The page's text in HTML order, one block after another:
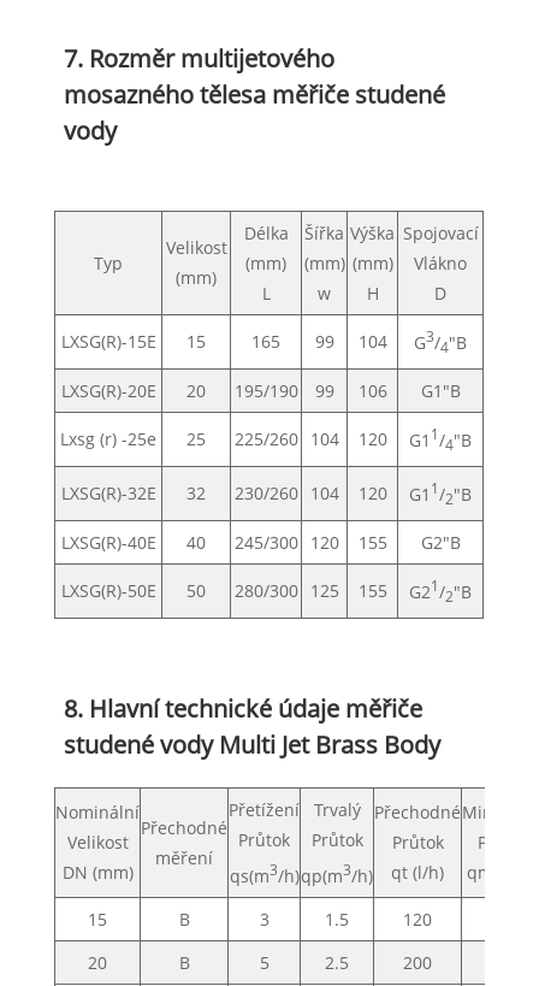
7. Rozměr multijetového
mosazného tělesa měřiče studené
vody
Typ
Velikost
(mm)
Délka
(mm)
L
Šířka
(mm)
w
Výška
(mm)
H
Spojovací
Vlákno
D
LXSG(R)-15E 15 165 99 104 G3/4"B
LXSG(R)-20E 20 195/190 99 106 G1"B
Lxsg (r) -25e 25 225/260 104 120 G1 1/4"B
LXSG(R)-32E 32 230/260 104 120 G1 1/2"B
LXSG(R)-40E 40 245/300 120 155 G2"B
LXSG(R)-50E 50 280/300 125 155 G21/2"B
8. Hlavní technické údaje měřiče
studené vody Multi Jet Brass Body
Nominální
Velikost
DN (mm)
Přechodné
měření
Přetížení
Průtok
qs(m3/h)
Trvalý
Průtok
qp(m3/h)
Přechodné
Průtok
qt (l/h)
Průtok
qmin(l/h)
15 B 3 1.5 120
20
B 5 2.5 200